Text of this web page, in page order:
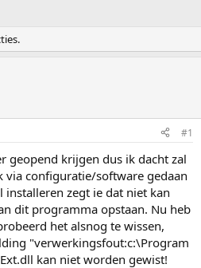
#1
geopend krijgen dus ik dacht zal
via configuratie/software gedaan
zegt ie dat niet kan
dit programma opstaan. Nu heb
het alsnog te wissen,
"verwerkingsfout:c:\Program
kan niet worden gewist!